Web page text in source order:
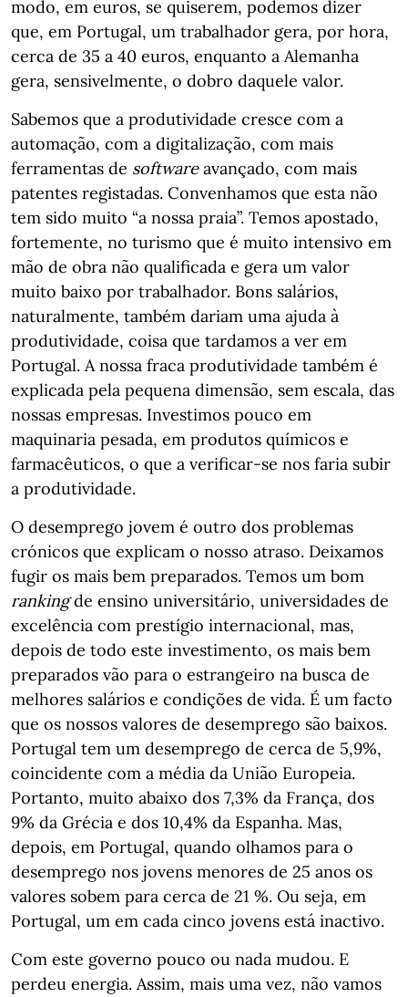
modo, em euros, se quiserem, podemos dizer
que, em Portugal, um trabalhador gera, por hora,
cerca de 35 a 40 euros, enquanto a Alemanha
gera, sensivelmente, o dobro daquele valor.
Sabemos que a produtividade cresce com a
automação, com a digitalização, com mais
ferramentas de softwareavançado, com mais
patentes registadas. Convenhamos que esta não
tem sido muito “a nossa praia”. Temos apostado,
fortemente, no turismo que é muito intensivo em
mão de obra não qualificada e gera um valor
muito baixo por trabalhador. Bons salários,
naturalmente, também dariam uma ajuda à
produtividade, coisa que tardamos a ver em
Portugal. A nossa fraca produtividade também é
explicada pela pequena dimensão, sem escala, das
nossas empresas. Investimos pouco em
maquinaria pesada, em produtos químicos e
farmacêuticos, o que a verificar-se nos faria subir
a produtividade.
O desemprego jovem é outro dos problemas
crónicos que explicam o nosso atraso. Deixamos
fugir os mais bem preparados. Temos um bom
rankingde ensino universitário, universidades de
excelência com prestígio internacional, mas,
depois de todo este investimento, os mais bem
preparados vão para o estrangeiro na busca de
melhores salários e condições de vida. É um facto
que os nossos valores de desemprego são baixos.
Portugal tem um desemprego de cerca de 5,9%,
coincidente com a média da União Europeia.
Portanto, muito abaixo dos 7,3% da França, dos
9% da Grécia e dos 10,4% da Espanha. Mas,
depois, em Portugal, quando olhamos para o
desemprego nos jovens menores de 25 anos os
valores sobem para cerca de 21 %. Ou seja, em
Portugal, um em cada cinco jovens está inactivo.
Com este governo pouco ou nada mudou. E
perdeu energia. Assim, mais uma vez, não vamos